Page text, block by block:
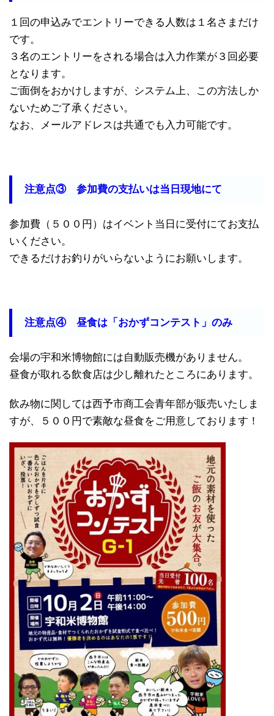
１回の申込みでエントリーできる人数は１名さまだけ
です。
３名のエントリーをされる場合は入力作業が３回必要
となります。
ご面倒をおかけしますが、システム上、この方法しか
ないためご了承ください。
なお、メールアドレスは共通でも入力可能です。
注意点③ 参加費の支払いは当日現地にて
参加費（５００円）はイベント当日に受付にてお支払
いください。
できるだけお釣りがいらないようにお願いします。
注意点④ 昼食は「おかずコンテスト」のみ
会場の宇和米博物館には自動販売機がありません。
昼食が取れる飲食店は少し離れたところにあります。
飲み物に関しては西予市商工会青年部が販売いたしま
すが、５００円で素敵な昼食をご用意しております！